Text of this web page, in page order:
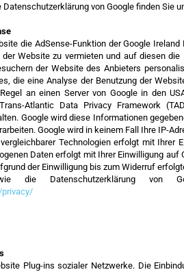
von Google finden Sie
die AdSense-Funktion der Google
Website zu vermieten und auf diesen
der Website des Anbieters
die eine Analyse der Benutzung der
an einen Server von Google in den
Atlantic Data Privacy Framework
Google wird diese Informationen
Google wird in keinem Fall Ihre IP-
Technologien erfolgt mit
Daten erfolgt mit Ihrer Einwilligung
der Einwilligung bis zum Widerruf
die Datenschutzerklärung
Plug-ins sozialer Netzwerke. Die